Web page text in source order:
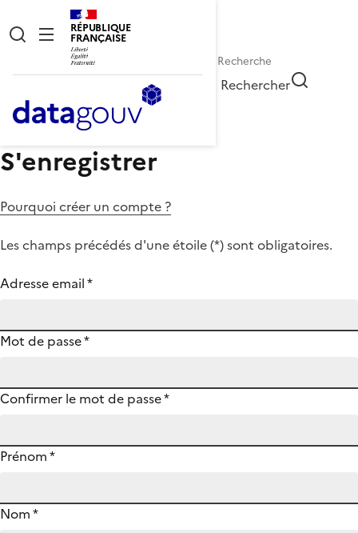
RÉPUBLIQUE
FRANÇAISE
Rechercher
S'enregistrer
Pourquoi créer un compte ?
Les champs précédés d'une étoile (*) sont obligatoires.
Adresse email*
Mot de passe*
Confirmer le mot de passe*
Prénom*
Nom*